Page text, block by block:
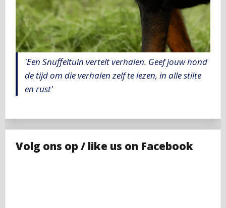
'Een Snuffeltuin vertelt verhalen. Geef jouw hond
de tijd om die verhalen zelf te lezen, in alle stilte
en rust'
Volg ons op / like us on Facebook